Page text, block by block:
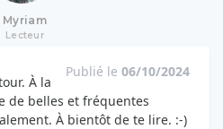
Myriam
Lecteur
Publié le 06/10/2024
À la
de belles et fréquentes
À bientôt de te lire. :-)